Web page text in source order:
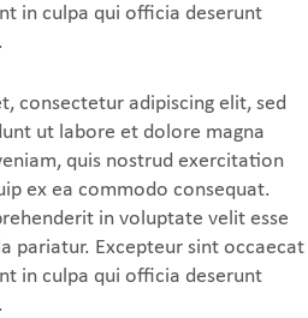
in culpa qui officia deserunt
consectetur adipiscing elit, sed
ut labore et dolore magna
quis nostrud exercitation
ex ea commodo consequat.
in voluptate velit esse
pariatur. Excepteur sint occaecat
in culpa qui officia deserunt